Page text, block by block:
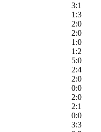
3:1
1:3
2:0
2:0
1:0
1:2
5:0
2:4
2:0
0:0
2:0
2:1
0:0
3:3